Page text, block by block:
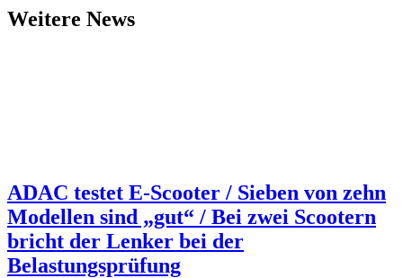
Weitere News
ADAC testet E-Scooter / Sieben von zehn
Modellen sind „gut“ / Bei zwei Scootern
bricht der Lenker bei der
Belastungsprüfung